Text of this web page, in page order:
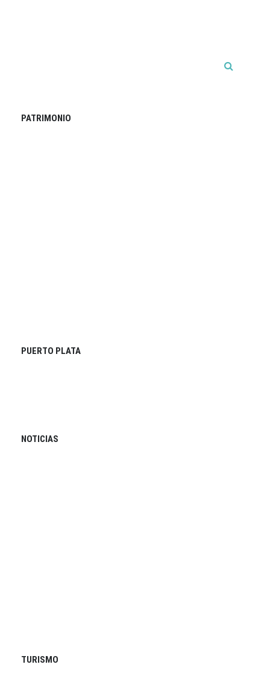
PATRIMONIO
PUERTO PLATA
NOTICIAS
TURISMO